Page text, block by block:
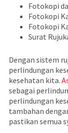
Fotokopi
Fotokopi
Fotokopi
Surat
Dengan sistem
perlindungan
kesehatan kita.
sebagai
perlindungan
tambahan
pastikan semua